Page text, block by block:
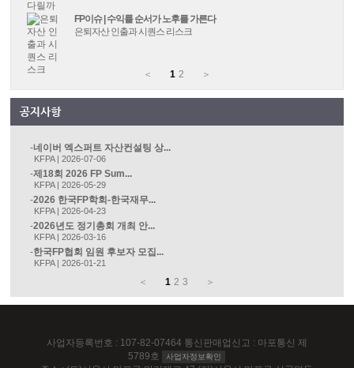
FP이슈 | 수익률 순서가 노후를 가른다
은퇴자산 인출과 시퀀스 리스크
＜ 1 2 ＞
네이버 엑스퍼트 자산컨설팅 상...
KFPA | 2026-07-06
제18회 2026 FP Sum...
KFPA | 2026-05-29
2026 한국FP학회-한국재무...
KFPA | 2026-04-23
2026년도 정기총회 개최 안...
KFPA | 2026-03-16
한국FP협회 임원 후보자 모집...
KFPA | 2026-01-21
＜ 1 2 3 ＞
사업자등록번호 : 107-82-07464 통신판매업신고 : 마포통신 제
5789호
사업자정보확인